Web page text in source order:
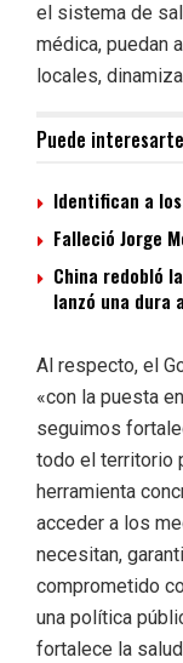
el sistema de
médica, puedan
locales,
Puede interesarte
Identifican a
Falleció Jorge
China redobló
lanzó una dura
Al respecto, el
«con la puesta
seguimos
todo el territorio
herramienta
acceder a los
necesitan,
comprometido
una política
fortalece la